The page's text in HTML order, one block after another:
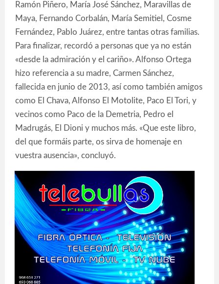
Ramón Piñero, María José Sánchez, Maravillas de
Maya, Fernando Corbalán, María Semitiel, Cosme
Fernández, Pablo Juárez, entre tantas otras familias.
Para finalizar, recordó a personas que ya no están
«desde la admiración y el cariño». Alfonso Ortega
hizo referencia a su madre, Carmen Sánchez,
fallecida en junio de 2013, así como también amigos
como El Chava, Alfonso El Motolite, Paco El Tori, y
vecinos como Paco de la Demetria, Pedro el
Madrugás, El Dioni y muchos más. «Que este libro,
del que formáis parte, os sirva de homenaje en
vuestra ausencia», concluyó.